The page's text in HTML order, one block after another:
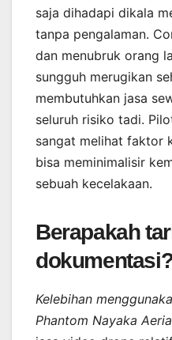
saja dihadapi dikala
tanpa pengalaman.
dan menubruk orang
sungguh merugikan
membutuhkan jasa
seluruh risiko tadi.
sangat melihat faktor
bisa meminimalisir
sebuah kecelakaan.
Berapakah
Kelebihan
Phantom Nayaka